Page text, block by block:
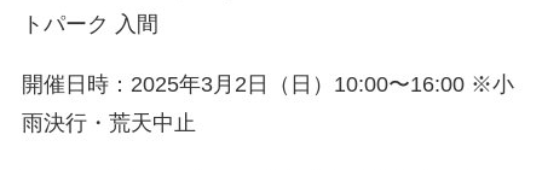
トパーク 入間
開催日時：2025年3月2日（日）10:00〜16:00 ※小
雨決行・荒天中止